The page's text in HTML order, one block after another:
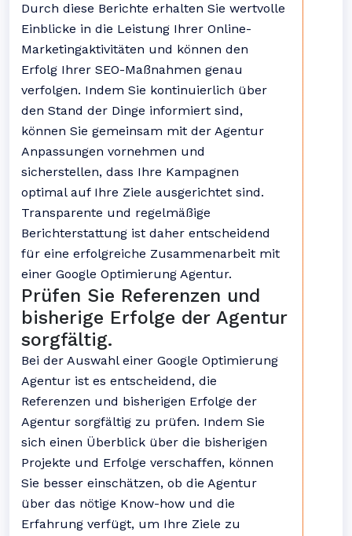
Durch diese Berichte erhalten Sie wertvolle
Einblicke in die Leistung Ihrer Online-
Marketingaktivitäten und können den
Erfolg Ihrer SEO-Maßnahmen genau
verfolgen. Indem Sie kontinuierlich über
den Stand der Dinge informiert sind,
können Sie gemeinsam mit der Agentur
Anpassungen vornehmen und
sicherstellen, dass Ihre Kampagnen
optimal auf Ihre Ziele ausgerichtet sind.
Transparente und regelmäßige
Berichterstattung ist daher entscheidend
für eine erfolgreiche Zusammenarbeit mit
einer Google Optimierung Agentur.
Prüfen Sie Referenzen und
bisherige Erfolge der Agentur
sorgfältig.
Bei der Auswahl einer Google Optimierung
Agentur ist es entscheidend, die
Referenzen und bisherigen Erfolge der
Agentur sorgfältig zu prüfen. Indem Sie
sich einen Überblick über die bisherigen
Projekte und Erfolge verschaffen, können
Sie besser einschätzen, ob die Agentur
über das nötige Know-how und die
Erfahrung verfügt, um Ihre Ziele zu